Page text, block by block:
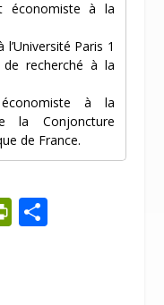
économiste à la
Paris 1
recherché à la
à la
la Conjoncture
de France.
Pr